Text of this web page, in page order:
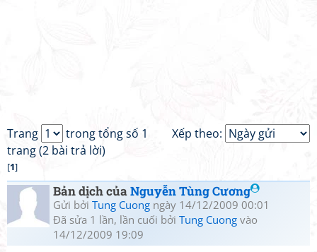
Xếp theo:
Trang
trong tổng số 1
trang (2 bài trả lời)
[1]
Bản dịch củaNguyễn Tùng Cương
Gửi bởi Tung Cuong ngày 14/12/2009 00:01
Đã sửa 1 lần, lần cuối bởi Tung Cuong vào
14/12/2009 19:09